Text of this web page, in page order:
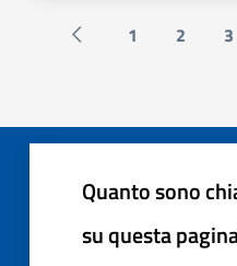
Pagina precedente
1 2 3
Quanto sono
su questa